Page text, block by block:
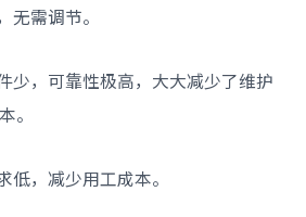
无需调节。
少，可靠性极高，大大减少了维护
。
低，减少用工成本。